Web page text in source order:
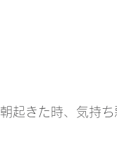
朝起きた時、気持ち